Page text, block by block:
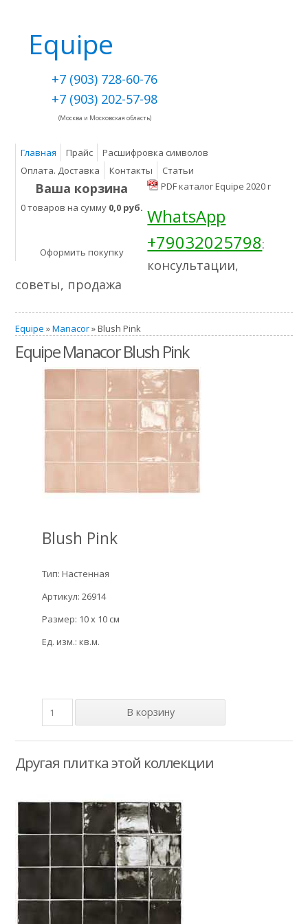
Equipe
+7 (903) 728-60-76
+7 (903) 202-57-98
(Москва и Московская область)
Главная Прайс
Расшифровка символов
Оплата. Доставка
Контакты Статьи
Ваша корзина
0 товаров на сумму 0,0 руб.
Оформить покупку
PDF каталог Equipe 2020 г
WhatsApp
+79032025798:
консультации,
советы, продажа
Equipe »Manacor» Blush Pink
Equipe Manacor Blush Pink
Blush Pink
Тип: Настенная
Артикул: 26914
Размер: 10 x 10 см
Ед. изм.: кв.м.
Другая плитка этой коллекции